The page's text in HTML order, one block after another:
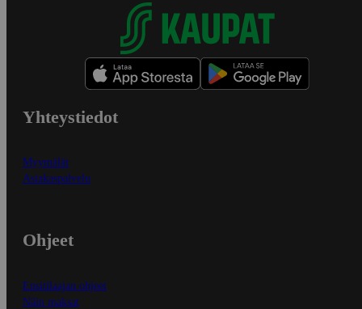
Yhteystiedot
Myymälät
Asiakaspalvelu
Ohjeet
Ensitilaajan ohjeet
Näin maksat